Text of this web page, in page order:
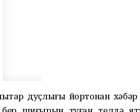
дуҫлығы йортонан хәбәр